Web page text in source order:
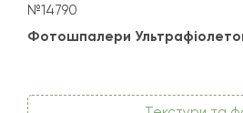
№14790
Фотошпалери